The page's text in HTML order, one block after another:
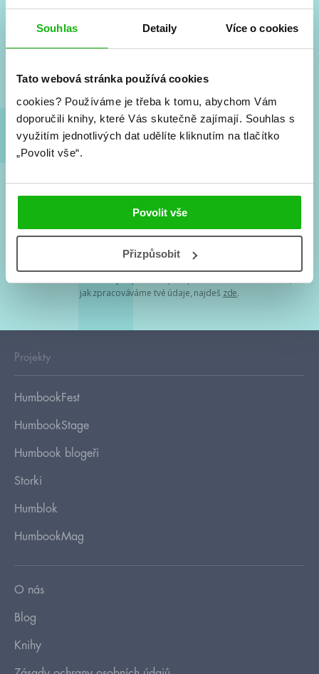
Souhlas Detaily Více o cookies
Tato webová stránka používá cookies
cookies? Používáme je třeba k tomu, abychom Vám
doporučili knihy, které Vás skutečně zajímají. Souhlas s
využitím jednotlivých dat udělíte kliknutím na tlačítko
„Povolit vše“.
Povolit vše
Přizpůsobit
Vše kolem #youngadult každý měsíc rovnou do mailu!
a seriálové adaptace a další.
Souhlasím spodmínkami zpracování osobních údajů
Tvá e-mailová adresa je u nás v bezpečí. Přečti si
jak zpracováváme tvé údaje, najdeš zde.
Projekty
HumbookFest
HumbookStage
Humbook blogeři
Storki
Humblok
HumbookMag
O nás
Blog
Knihy